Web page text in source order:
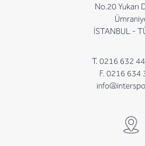
No.20 Yukarı
İSTANBUL -
T. 0216 632
F. 0216 634